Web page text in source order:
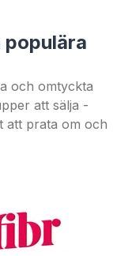
populära
och omtyckta
att sälja -
att prata om och